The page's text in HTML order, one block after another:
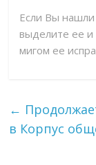
Если Вы
выделите ее
мигом ее
←
в Корпус